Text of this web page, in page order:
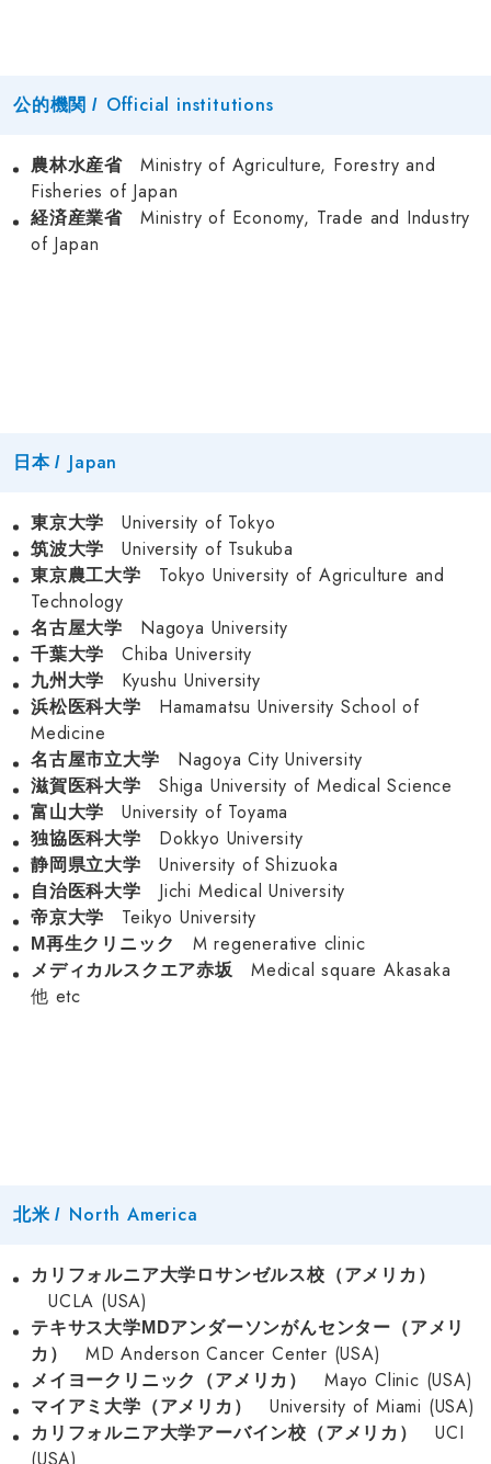
公的機関 / Official institutions
農林水産省
Ministry of Agriculture, Forestry and
Fisheries of Japan
経済産業省
Ministry of Economy, Trade and Industry
of Japan
日本 / Japan
東京大学 University of Tokyo
筑波大学 University of Tsukuba
東京農工大学
Tokyo University of Agriculture and
Technology
名古屋大学 Nagoya University
千葉大学 Chiba University
九州大学 Kyushu University
浜松医科大学
Hamamatsu University School of
Medicine
名古屋市立大学 Nagoya City University
滋賀医科大学 Shiga University of Medical Science
富山大学 University of Toyama
独協医科大学 Dokkyo University
静岡県立大学 University of Shizuoka
自治医科大学 Jichi Medical University
帝京大学 Teikyo University
M再生クリニック M regenerative clinic
メディカルスクエア赤坂
Medical square Akasaka
他 etc
北米 / North America
カリフォルニア大学ロサンゼルス校（アメリカ）
UCLA (USA)
テキサス大学MDアンダーソンがんセンター（アメリ
カ）
MD Anderson Cancer Center (USA)
メイヨークリニック（アメリカ） Mayo Clinic (USA)
マイアミ大学（アメリカ） University of Miami (USA)
カリフォルニア大学アーバイン校（アメリカ）
UCI